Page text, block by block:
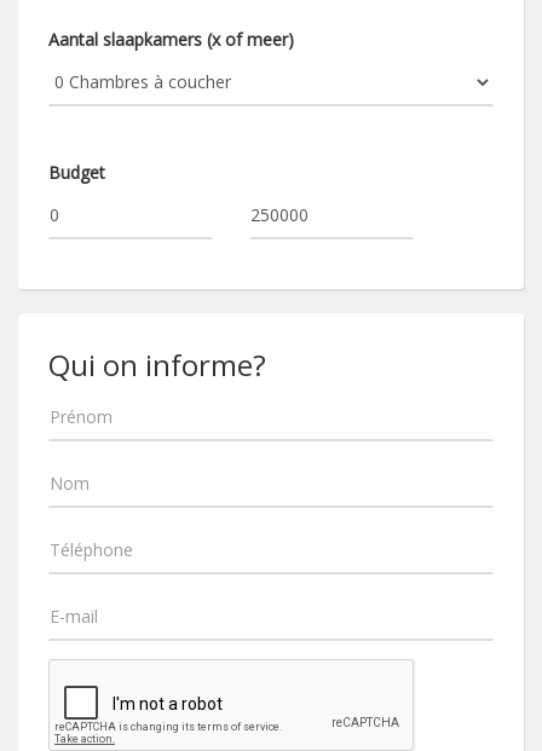
Aantal slaapkamers (x of meer)
Budget
Qui on informe?